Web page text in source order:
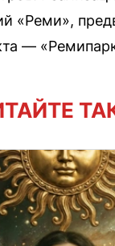
«Реми»,
—